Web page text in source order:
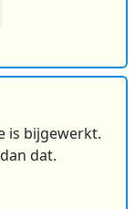
is bijgewerkt.
dat.